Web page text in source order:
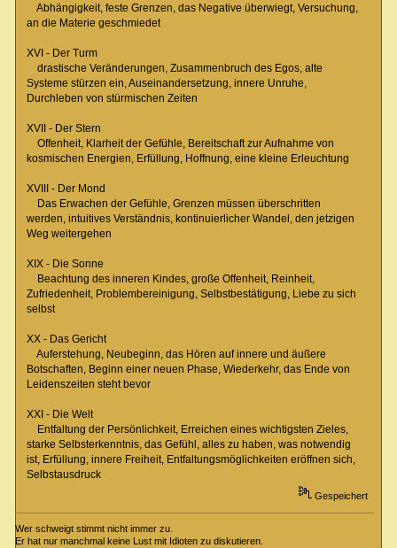
Abhängigkeit, feste Grenzen, das Negative überwiegt, Versuchung,
an die Materie geschmiedet
XVI - Der Turm
drastische Veränderungen, Zusammenbruch des Egos, alte
Systeme stürzen ein, Auseinandersetzung, innere Unruhe,
Durchleben von stürmischen Zeiten
XVII - Der Stern
Offenheit, Klarheit der Gefühle, Bereitschaft zur Aufnahme von
kosmischen Energien, Erfüllung, Hoffnung, eine kleine Erleuchtung
XVIII - Der Mond
Das Erwachen der Gefühle, Grenzen müssen überschritten
werden, intuitives Verständnis, kontinuierlicher Wandel, den jetzigen
Weg weitergehen
XIX - Die Sonne
Beachtung des inneren Kindes, große Offenheit, Reinheit,
Zufriedenheit, Problembereinigung, Selbstbestätigung, Liebe zu sich
selbst
XX - Das Gericht
Auferstehung, Neubeginn, das Hören auf innere und äußere
Botschaften, Beginn einer neuen Phase, Wiederkehr, das Ende von
Leidenszeiten steht bevor
XXI - Die Welt
Entfaltung der Persönlichkeit, Erreichen eines wichtigsten Zieles,
starke Selbsterkenntnis, das Gefühl, alles zu haben, was notwendig
ist, Erfüllung, innere Freiheit, Entfaltungsmöglichkeiten eröffnen sich,
Selbstausdruck
Gespeichert
Wer schweigt stimmt nicht immer zu.
Er hat nur manchmal keine Lust mit Idioten zu diskutieren.